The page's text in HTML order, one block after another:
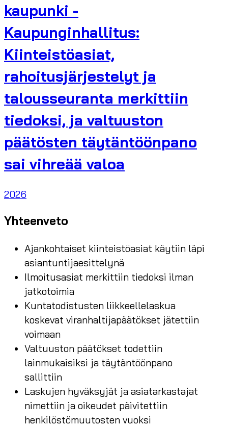
kaupunki -
Kaupunginhallitus:
Kiinteistöasiat,
rahoitusjärjestelyt ja
talousseuranta merkittiin
tiedoksi, ja valtuuston
päätösten täytäntöönpano
sai vihreää valoa
2026
Yhteenveto
Ajankohtaiset kiinteistöasiat käytiin läpi
asiantuntijaesittelynä
Ilmoitusasiat merkittiin tiedoksi ilman
jatkotoimia
Kuntatodistusten liikkeellelaskua
koskevat viranhaltijapäätökset jätettiin
voimaan
Valtuuston päätökset todettiin
lainmukaisiksi ja täytäntöönpano
sallittiin
Laskujen hyväksyjät ja asiatarkastajat
nimettiin ja oikeudet päivitettiin
henkilöstömuutosten vuoksi